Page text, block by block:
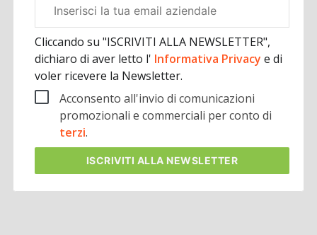
aziendale
Cliccando su "ISCRIVITI ALLA NEWSLETTER",
dichiaro di aver letto l' Informativa Privacye di
voler ricevere la Newsletter.
Acconsento all'invio di comunicazioni
promozionali e commerciali per conto di
terzi.
ISCRIVITI ALLA NEWSLETTER